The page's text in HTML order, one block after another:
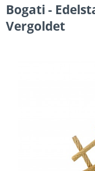
Bogati -
Vergoldet